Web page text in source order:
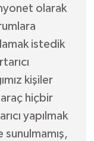
olarak
istedik
kişiler
araç hiçbir
yapılmak